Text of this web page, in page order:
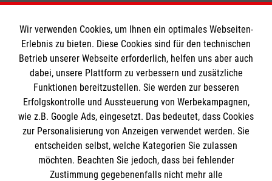
Informationen
Impressum
Datenschutz
Kontakt
Barrierefreiheit
Die Malteser
Malteser in Deutschland
Wir verwenden Cookies, um Ihnen ein optimales Webseiten-
Erlebnis zu bieten. Diese Cookies sind für den technischen
Betrieb unserer Webseite erforderlich, helfen uns aber auch
dabei, unsere Plattform zu verbessern und zusätzliche
Funktionen bereitzustellen. Sie werden zur besseren
Erfolgskontrolle und Aussteuerung von Werbekampagnen,
wie z.B. Google Ads, eingesetzt. Das bedeutet, dass Cookies
zur Personalisierung von Anzeigen verwendet werden. Sie
entscheiden selbst, welche Kategorien Sie zulassen
möchten. Beachten Sie jedoch, dass bei fehlender
Zustimmung gegebenenfalls nicht mehr alle